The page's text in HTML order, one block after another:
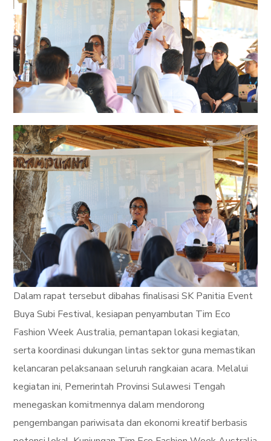
Dalam rapat tersebut dibahas finalisasi SK Panitia Event
Buya Subi Festival, kesiapan penyambutan Tim Eco
Fashion Week Australia, pemantapan lokasi kegiatan,
serta koordinasi dukungan lintas sektor guna memastikan
kelancaran pelaksanaan seluruh rangkaian acara. Melalui
kegiatan ini, Pemerintah Provinsi Sulawesi Tengah
menegaskan komitmennya dalam mendorong
pengembangan pariwisata dan ekonomi kreatif berbasis